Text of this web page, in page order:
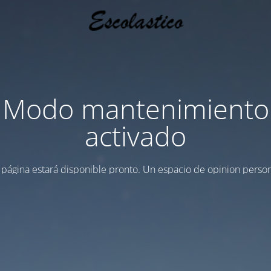
Modo mantenimiento
activado
estará disponible pronto. Un espacio de opinion